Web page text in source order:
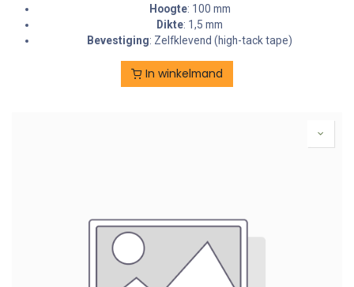
Hoogte: 100 mm
Dikte: 1,5 mm
Bevestiging: Zelfklevend (high-tack tape)
In winkelmand